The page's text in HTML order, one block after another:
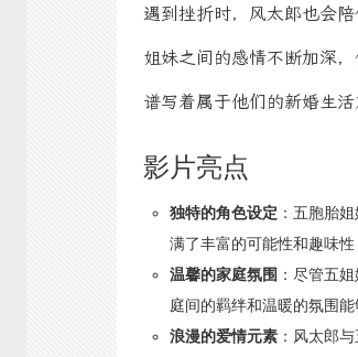
遇到挫折时，风太郎也会
姐妹之间的感情不断加深
谱写着属于他们的新婚生活
影片亮点
独特的角色设定 ：五胞胎
满了丰富的可能性和趣味
温馨的家庭氛围 ：尽管五
庭间的羁绊和温暖的氛围
浪漫的爱情元素 ：风太郎